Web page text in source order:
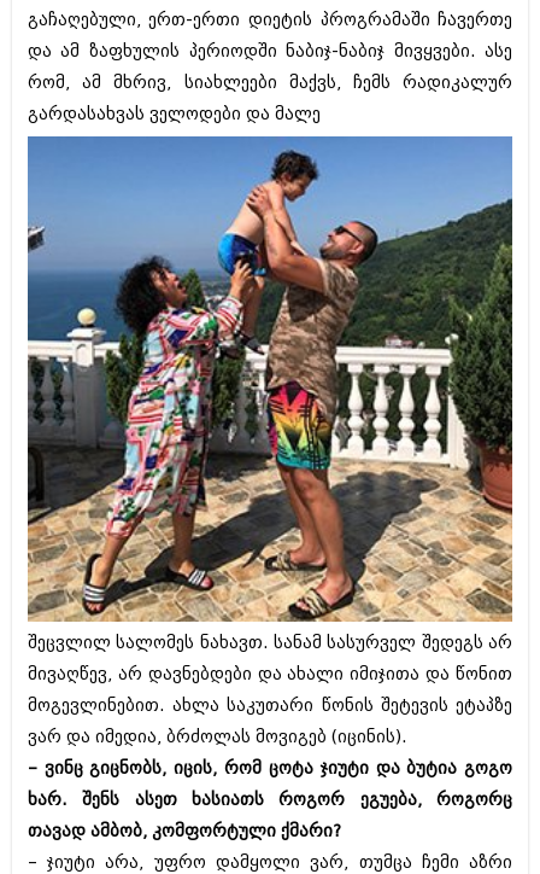
მარტი 2017 (212)
თებერვალი 2017 (205)
იანვარი 2017 (246)
დეკემბერი 2016 (207)
ნოემბერი 2016 (207)
ივლისი 2016 (211)
ივნისი 2016 (221)
მაისი 2016 (261)
აპრილი 2016 (215)
მარტი 2016 (200)
თებერვალი 2016 (250)
იანვარი 2016 (206)
დეკემბერი 2015 (207)
ნოემბერი 2015 (264)
ოქტომბერი 2015 (204)
სექტემბერი 2015 (215)
აგვისტო 2015 (286)
ივლისი 2015 (173)
ივნისი 2015 (261)
მაისი 2015 (194)
აპრილი 2015 (208)
მარტი 2015 (365)
თებერვალი 2015 (286)
იანვარი 2015 (247)
დეკემბერი 2014 (342)
ნოემბერი 2014 (290)
ოქტომბერი 2014 (292)
სექტემბერი 2014 (394)
აგვისტო 2014 (248)
ივლისი 2014 (313)
ივნისი 2014 (366)
მაისი 2014 (313)
აპრილი 2014 (290)
გაჩაღებული, ერთ-ერთი დიეტის პროგრამაში ჩავერთე
და ამ ზაფხულის პერიოდში ნაბიჯ-ნაბიჯ მივყვები. ასე
რომ, ამ მხრივ, სიახლეები მაქვს, ჩემს რადიკალურ
გარდასახვას ველოდები და მალე
შეცვლილ სალომეს ნახავთ. სანამ სასურველ შედეგს არ
მივაღწევ, არ დავნებდები და ახალი იმიჯითა და წონით
მოგევლინებით. ახლა საკუთარი წონის შეტევის ეტაპზე
ვარ და იმედია, ბრძოლას მოვიგებ (იცინის).
– ვინც გიცნობს, იცის, რომ ცოტა ჯიუტი და ბუტია გოგო
ხარ. შენს ასეთ ხასიათს როგორ ეგუება, როგორც
თავად ამბობ, კომფორტული ქმარი?
– ჯიუტი არა, უფრო დამყოლი ვარ, თუმცა ჩემი აზრი